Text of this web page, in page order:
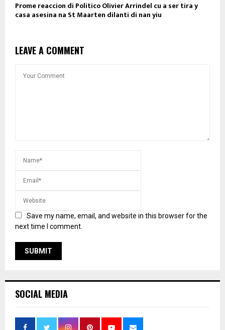
Prome reaccion di Politico Olivier Arrindel cu a ser tira y
casa asesina na St Maarten dilanti di nan yiu
LEAVE A COMMENT
Save my name, email, and website in this browser for the
next time I comment.
SOCIAL MEDIA